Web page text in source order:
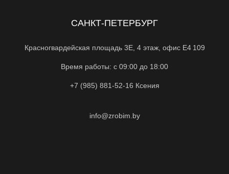
САНКТ-ПЕТЕРБУРГ
Красногвардейская площадь 3Е, 4 этаж, офис Е4 109
Время работы: с 09:00 до 18:00
+7 (985) 881-52-16 Ксения
info@zrobim.by